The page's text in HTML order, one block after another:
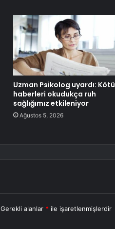
Uzman Psikolog uyardı: Kötü
haberleri okudukça ruh
sağlığımız etkileniyor
Ağustos 5, 2026
Gerekli alanlar * ile işaretlenmişlerdir